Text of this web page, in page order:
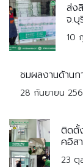
ส่ง
จ.บุ
10
ชมผลงานด้าน
28 กันยายน
ติดตั้
คอิส
23 ตุ